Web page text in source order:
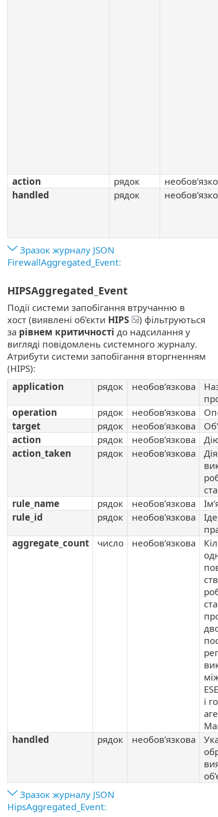
action рядок
handled
рядок
Зразок журналу JSON
FirewallAggregated_Event:
HIPSAggregated_Event
Події системи запобігання втручанню в
хост (виявлені об’єкти HIPS
) фільтруються
за рівнем критичності до надсилання у
вигляді повідомлень системного журналу.
Атрибути системи запобігання вторгненням
(HIPS):
application
рядок необов’язкова
operation
рядок необов’язкова
target
рядок необов’язкова
action
рядок необов’язкова
action_taken
рядок необов’язкова
rule_name
рядок необов’язкова
rule_id
рядок необов’язкова
aggregate_count
число необов’язкова
і
handled
рядок необов’язкова
Зразок журналу JSON
HipsAggregated_Event: